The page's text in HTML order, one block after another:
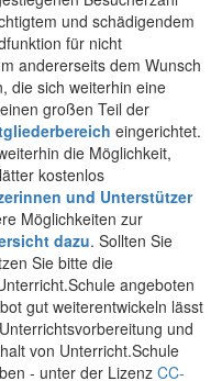
und schädigendem
für nicht
andererseits dem Wunsch
die sich weiterhin eine
großen Teil der
eingerichtet.
die Möglichkeit,
kostenlos
und Unterstützer
Möglichkeiten zur
dazu. Sollten Sie
Sie bitte die
angeboten
gut weiterentwickeln lässt
und
von Unterricht.Schule
- unter der Lizenz CC-